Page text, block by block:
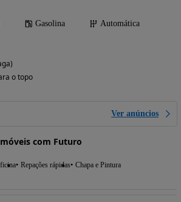
Gasolina
Automática
o topo
Ver anúncios
com Futuro
Repações rápidas Chapa e Pintura